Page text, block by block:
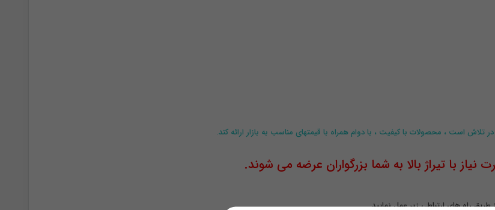
تلاش است ، محصولات با کیفیت ، با دوام همراه با قیمتهای مناسب به بازار ارائه کند.
با تیراژ بالا به شما بزرگواران عرضه می شوند.
راه های ارتباطی زیر عمل نمایید.